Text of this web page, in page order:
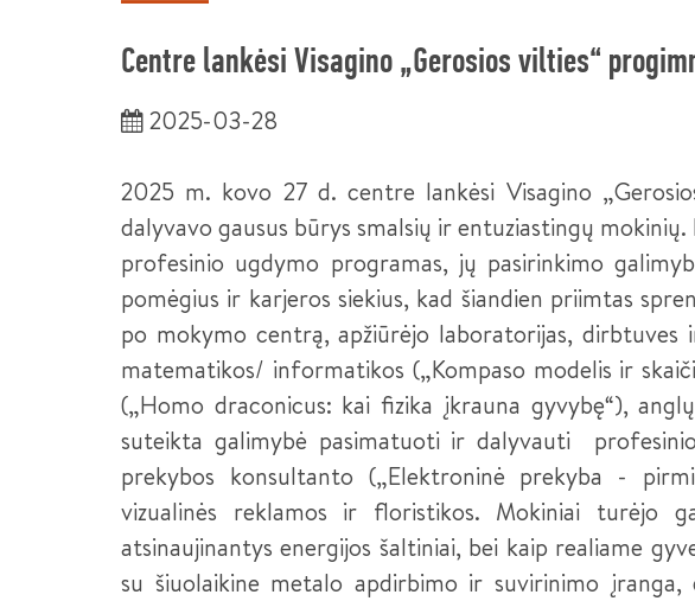
Centre lankėsi Visagino „Gerosios vilties“
2025-03-28
2025 m. kovo 27 d. centre lankėsi Visagino
dalyvavo gausus būrys smalsių ir entuziastingų
profesinio ugdymo programas, jų pasirinkimo
pomėgius ir karjeros siekius, kad šiandien priimtas
po mokymo centrą, apžiūrėjo laboratorijas, dirbtuves
matematikos/ informatikos („Kompaso modelis ir
(„Homo draconicus: kai fizika įkrauna gyvybę“),
suteikta galimybė pasimatuoti ir dalyvauti
prekybos konsultanto („Elektroninė prekyba -
vizualinės reklamos ir floristikos. Mokiniai turėjo
atsinaujinantys energijos šaltiniai, bei kaip realiame
su šiuolaikine metalo apdirbimo ir suvirinimo